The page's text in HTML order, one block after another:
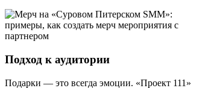
Подход к аудитории
Подарки — это всегда эмоции. «Проект 111»